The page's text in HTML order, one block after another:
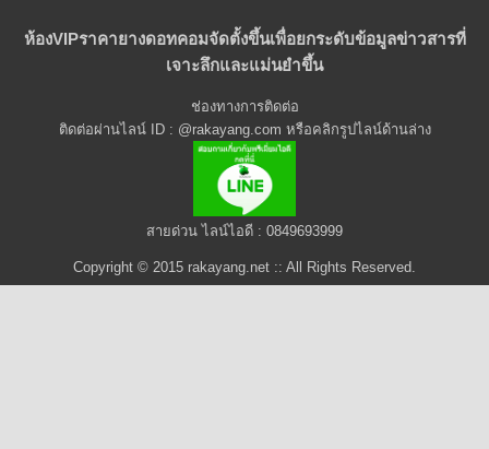
ห้องVIPราคายางดอทคอมจัดตั้งขึ้นเพื่อยกระดับข้อมูลข่าวสารที่
เจาะลึกและแม่นยำขึ้น
ช่องทางการติดต่อ
ติดต่อผ่านไลน์ ID : @rakayang.com หรือคลิกรูปไลน์ด้านล่าง
สายด่วน ไลน์ไอดี : 0849693999
Copyright © 2015 rakayang.net :: All Rights Reserved.